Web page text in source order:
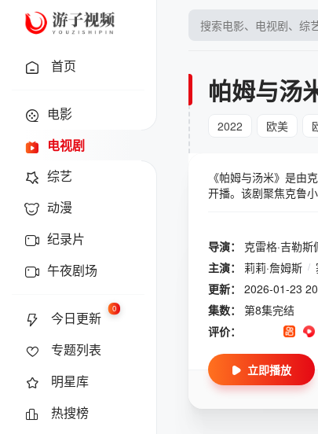
首页
电影
电视剧
综艺
动漫
纪录片
午夜剧场
今日更新
0
专题列表
明星库
热搜榜
帕姆与汤
2022 欧美
《帕姆与汤米》是由
开播。该剧聚焦克鲁
斯和塞巴斯蒂安·斯
帕梅拉·安德森(《海
爱录像带被偷窃并泄
雷格·吉勒斯佩(《我
情：1995年，相识96
公司
开录像带，导致流量为
导演：
克雷格·吉勒斯
主演：
莉莉·詹姆斯 /
更新：
2026-01-23
集数：
第8集完结
评价：
立即播放